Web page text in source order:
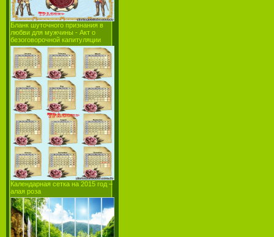
Бланк шуточного признания в
любви для мужчины - Акт о
безоговорочной капитуляции
Календарная сетка на 2015 год –
алая роза